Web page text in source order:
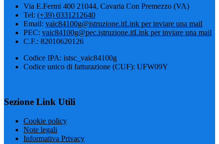
Via E.Fermi 400 21044, Cavaria Con Premezzo (VA)
Tel: (+39) 0331212640
Email: vaic84100g@istruzione.itLink per inviare una mail
PEC: vaic84100g@pec.istruzione.itLink per inviare una mail
C.F.: 82010620126
Codice IPA: istsc_vaic84100g
Codice unico di fatturazione (CUF): UFW09Y
Sezione Link Utili
Cookie policy
Note legali
Informativa Privacy